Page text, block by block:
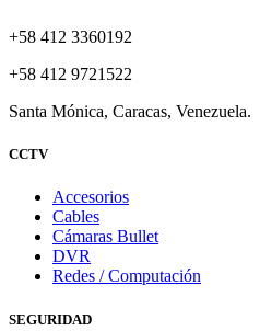
+58 412 3360192
+58 412 9721522
Santa Mónica, Caracas, Venezuela.
CCTV
Accesorios
Cables
Cámaras Bullet
DVR
Redes / Computación
SEGURIDAD